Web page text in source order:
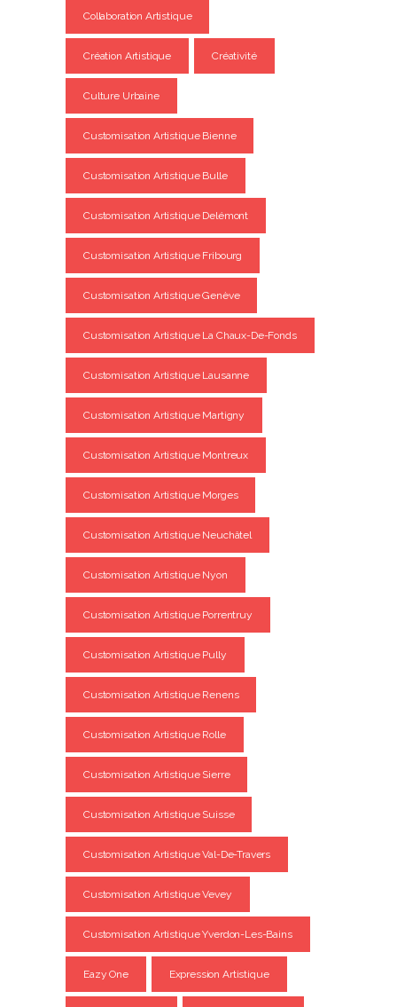
Collaboration Artistique
Création Artistique Créativité
Culture Urbaine
Customisation Artistique Bienne
Customisation Artistique Bulle
Customisation Artistique Delémont
Customisation Artistique Fribourg
Customisation Artistique Genève
Customisation Artistique La Chaux-De-Fonds
Customisation Artistique Lausanne
Customisation Artistique Martigny
Customisation Artistique Montreux
Customisation Artistique Morges
Customisation Artistique Neuchâtel
Customisation Artistique Nyon
Customisation Artistique Porrentruy
Customisation Artistique Pully
Customisation Artistique Renens
Customisation Artistique Rolle
Customisation Artistique Sierre
Customisation Artistique Suisse
Customisation Artistique Val-De-Travers
Customisation Artistique Vevey
Customisation Artistique Yverdon-Les-Bains
Eazy One Expression Artistique